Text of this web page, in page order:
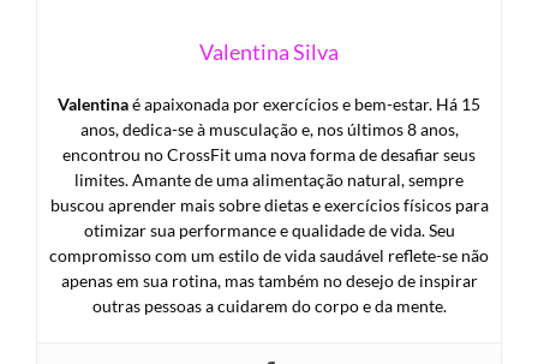
Valentina Silva
Valentinaé apaixonada por exercícios e bem-estar. Há 15
anos, dedica-se à musculação e, nos últimos 8 anos,
encontrou no CrossFit uma nova forma de desafiar seus
limites. Amante de uma alimentação natural, sempre
buscou aprender mais sobre dietas e exercícios físicos para
otimizar sua performance e qualidade de vida. Seu
compromisso com um estilo de vida saudável reflete-se não
apenas em sua rotina, mas também no desejo de inspirar
outras pessoas a cuidarem do corpo e da mente.